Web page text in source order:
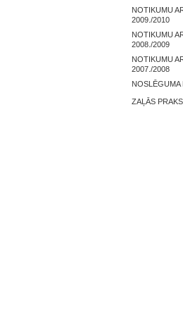
NOTIKUMU
2009./2010
NOTIKUMU
2008./2009
NOTIKUMU
2007./2008
NOSLĒGUMA
ZAĻĀS